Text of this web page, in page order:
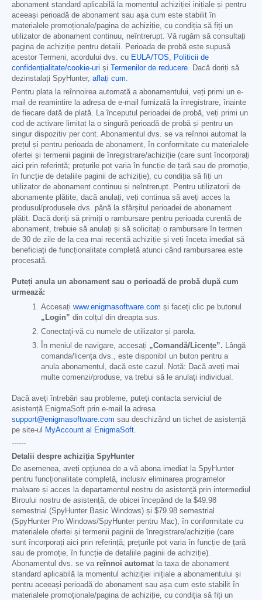
abonament standard aplicabilă la momentul achiziției inițiale și pentru
aceeași perioadă de abonament sau așa cum este stabilit în
materialele promoționale/pagina de achiziție, cu condiția să fiți un
utilizator de abonament continuu, neîntrerupt. Vă rugăm să consultați
pagina de achiziție pentru detalii. Perioada de probă este supusă
acestor Termeni, acordului dvs. cu EULA/TOS, Politicii de
confidențialitate/cookie-uri și Termenilor de reducere. Dacă doriți să
dezinstalați SpyHunter, aflați cum.
Pentru plata la reînnoirea automată a abonamentului, veți primi un e-
mail de reamintire la adresa de e-mail furnizată la înregistrare, înainte
de fiecare dată de plată. La începutul perioadei de probă, veți primi un
cod de activare limitat la o singură perioadă de probă și pentru un
singur dispozitiv per cont. Abonamentul dvs. se va reînnoi automat la
prețul și pentru perioada de abonament, în conformitate cu materialele
ofertei și termenii paginii de înregistrare/achiziție (care sunt încorporați
aici prin referință; prețurile pot varia în funcție de țară sau de promoție,
în funcție de detaliile paginii de achiziție), cu condiția să fiți un
utilizator de abonament continuu și neîntrerupt. Pentru utilizatorii de
abonamente plătite, dacă anulați, veți continua să aveți acces la
produsul/produsele dvs. până la sfârșitul perioadei de abonament
plătit. Dacă doriți să primiți o rambursare pentru perioada curentă de
abonament, trebuie să anulați și să solicitați o rambursare în termen
de 30 de zile de la cea mai recentă achiziție și veți înceta imediat să
beneficiați de funcționalitate completă atunci când rambursarea este
procesată.
Puteți anula un abonament sau o perioadă de probă după cum
urmează:
Accesați www.enigmasoftware.com și faceți clic pe butonul
„Login” din colțul din dreapta sus.
Conectați-vă cu numele de utilizator și parola.
În meniul de navigare, accesați „Comandă/Licențe”. Lângă
comanda/licența dvs., este disponibil un buton pentru a
anula abonamentul, dacă este cazul. Notă: Dacă aveți mai
multe comenzi/produse, va trebui să le anulați individual.
Dacă aveți întrebări sau probleme, puteți contacta serviciul de
asistență EnigmaSoft prin e-mail la adresa
support@enigmasoftware.com sau deschizând un tichet de asistență
pe site-ul
MyAccount al EnigmaSoft.
------
Detalii despre achiziția SpyHunter
De asemenea, aveți opțiunea de a vă abona imediat la SpyHunter
pentru funcționalitate completă, inclusiv eliminarea programelor
malware și acces la departamentul nostru de asistență prin intermediul
Biroului nostru de asistență, de obicei începând de la $49.98
semestrial (SpyHunter Basic Windows) și $79.98 semestrial
(SpyHunter Pro Windows/SpyHunter pentru Mac), în conformitate cu
materialele ofertei și termenii paginii de înregistrare/achiziție (care
sunt încorporați aici prin referință; prețurile pot varia în funcție de țară
sau de promoție, în funcție de detaliile paginii de achiziție).
Abonamentul dvs. se va reînnoi automat la taxa de abonament
standard aplicabilă la momentul achiziției inițiale a abonamentului și
pentru aceeași perioadă de abonament sau așa cum este stabilit în
materialele promoționale/pagina de achiziție, cu condiția să fiți un